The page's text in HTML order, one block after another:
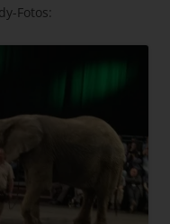
Fotos: